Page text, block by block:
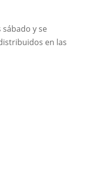
y se
en las